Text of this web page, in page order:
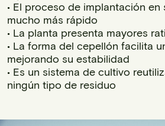
• El proceso de implantación en
mucho más rápido
• La planta presenta mayores
• La forma del cepellón facilita
mejorando su estabilidad
• Es un sistema de cultivo
ningún tipo de residuo